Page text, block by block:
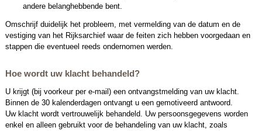
andere belanghebbende bent.
Omschrijf duidelijk het probleem, met vermelding van de datum en de
vestiging van het Rijksarchief waar de feiten zich hebben voorgedaan en
stappen die eventueel reeds ondernomen werden.
Hoe wordt uw klacht behandeld?
U krijgt (bij voorkeur per e-mail) een ontvangstmelding van uw klacht.
Binnen de 30 kalenderdagen ontvangt u een gemotiveerd antwoord.
Uw klacht wordt vertrouwelijk behandeld. Uw persoonsgegevens worden
enkel en alleen gebruikt voor de behandeling van uw klacht, zoals